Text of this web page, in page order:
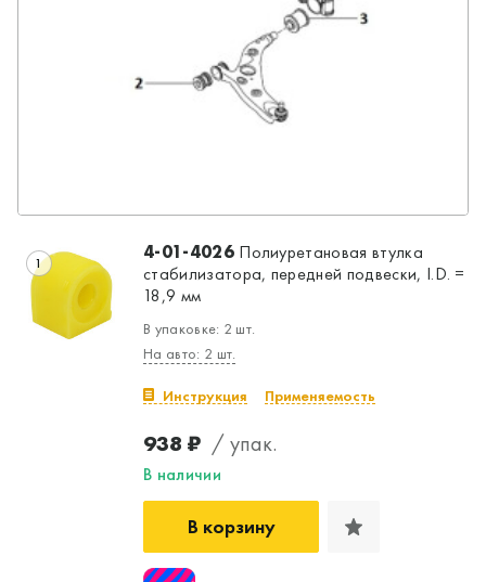
1 4-01-4026Полиуретановая втулка
стабилизатора, передней подвески, I.D. =
18,9 мм
В упаковке: 2 шт.
На авто: 2 шт.
Инструкция Применяемость
938 ₽ / упак.
В наличии
В корзину